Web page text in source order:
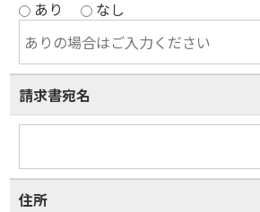
あり
なし
請求書宛名
住所